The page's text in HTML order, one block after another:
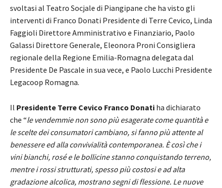
svoltasi al Teatro Socjale di Piangipane che ha visto gli
interventi di Franco Donati Presidente di Terre Cevico, Linda
Faggioli Direttore Amministrativo e Finanziario, Paolo
Galassi Direttore Generale, Eleonora Proni Consigliera
regionale della Regione Emilia-Romagna delegata dal
Presidente De Pascale in sua vece, e Paolo Lucchi Presidente
Legacoop Romagna.
Il Presidente Terre Cevico Franco Donati ha dichiarato
che “le vendemmie non sono più esagerate come quantità e
le scelte dei consumatori cambiano, si fanno più attente al
benessere ed alla convivialità contemporanea. È così che i
vini bianchi, rosé e le bollicine stanno conquistando terreno,
mentre i rossi strutturati, spesso più costosi e ad alta
gradazione alcolica, mostrano segni di flessione. Le nuove